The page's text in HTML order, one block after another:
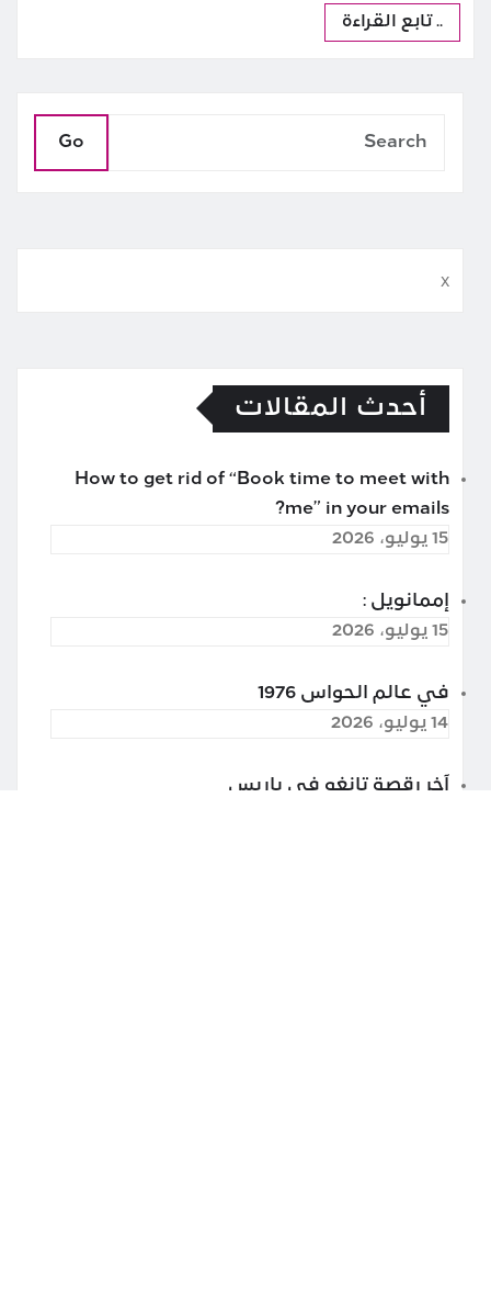
.. تابع القراءة
Go
x
أحدث المقالات
How to get rid of “Book time to meet with
me” in your emails?
15 يوليو، 2026
إممانويل :
15 يوليو، 2026
في عالم الحواس 1976
14 يوليو، 2026
آخر رقصة تانغو في باريس